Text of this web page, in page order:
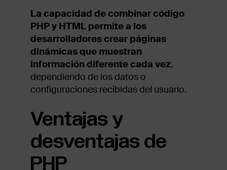
La capacidad de combinar código
PHP y HTML permite a los
desarrolladores crear páginas
dinámicas que muestran
información diferente cada vez,
dependiendo de los datos o
configuraciones recibidas del usuario.
Ventajas y
desventajas de
PHP